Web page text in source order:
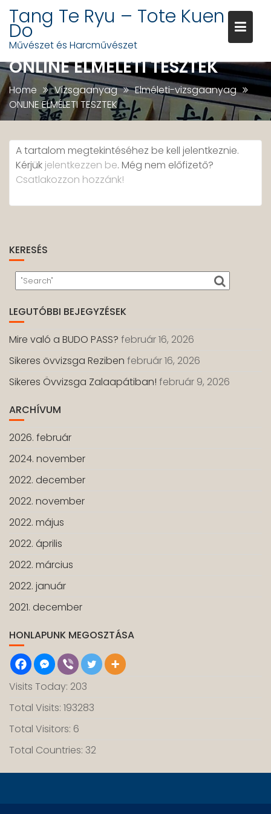
Skip
content
Tang Te Ryu – Tote Kuen
Do
Művészet és Harcművészet
ONLINE ELMÉLETI TESZTEK
Home Vizsgaanyag
Elméleti-vizsgaanyag
ONLINE ELMÉLETI TESZTEK
A tartalom megtekintéséhez be kell jelentkeznie.
Kérjük jelentkezzen be. Még nem előfizető?
Csatlakozzon hozzánk!
KERESÉS
LEGUTÓBBI BEJEGYZÉSEK
Mire való a BUDO PASS? február 16, 2026
Sikeres övvizsga Reziben február 16, 2026
Sikeres Övvizsga Zalaapátiban! február 9, 2026
ARCHÍVUM
2026. február
2024. november
2022. december
2022. november
2022. május
2022. április
2022. március
2022. január
2021. december
HONLAPUNK MEGOSZTÁSA
Visits Today: 203
Total Visits: 193283
Total Visitors: 6
Total Countries: 32